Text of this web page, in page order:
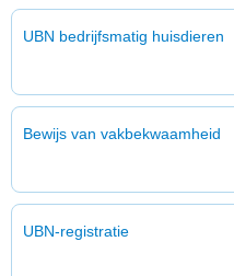
UBN bedrijfsmatig huisdieren
Bewijs van vakbekwaamheid
UBN-registratie